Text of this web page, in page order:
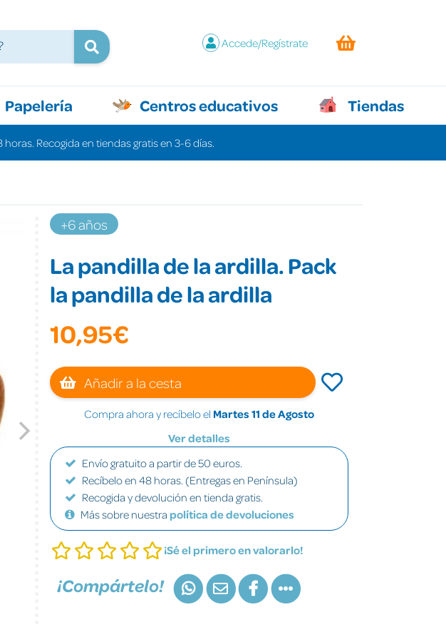
Accede/Regístrate
Papelería Centros educativos Tiendas
Recogida en tiendas gratis en 3-6 días.
+6 años
La pandilla de la ardilla. Pack
la pandilla de la ardilla
10,95€
Añadir a la cesta
Compra ahora y recíbelo el Martes 11 de Agosto
Ver detalles
Envío gratuito a partir de 50 euros.
Recíbelo en 48 horas. (Entregas en Península)
Recogida y devolución en tienda gratis.
Más sobre nuestra política de devoluciones
¡Sé el primero en valorarlo!
¡Compártelo!